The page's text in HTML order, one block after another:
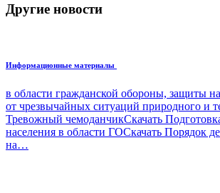
Другие новости
Информационные материалы
в области гражданской обороны, защиты
от чрезвычайных ситуаций природного и
Тревожный чемоданчикСкачать
населения в области ГОСкачать Порядок
на…